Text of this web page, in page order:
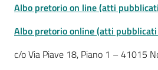
Albo pretorio on line (atti
Albo pretorio online (atti
c/o Via Piave 18, Piano 1 – 41015